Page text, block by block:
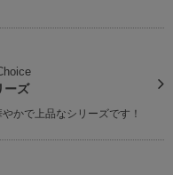
ーズ
かで上品なシリーズです！